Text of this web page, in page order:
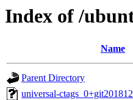
Index of /
Name
Parent Directory
universal-